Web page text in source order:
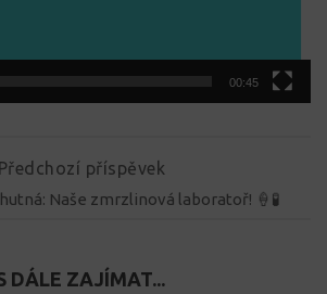
00:45
Předchozí příspěvek
Naše zmrzlinová laboratoř! 🍦🧪
DÁLE ZAJÍMAT...